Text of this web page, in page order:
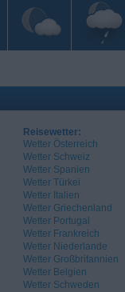
Reisewetter:
Wetter Österreich
Wetter Schweiz
Wetter Spanien
Wetter Türkei
Wetter Italien
Wetter Griechenland
Wetter Portugal
Wetter Frankreich
Wetter Niederlande
Wetter Großbritannien
Wetter Belgien
Wetter Schweden